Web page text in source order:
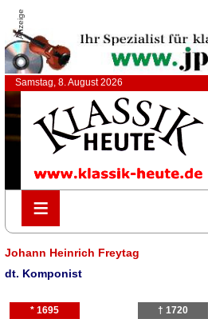
Anzeige
Samstag, 8. August 2026
≡
≡
Johann Heinrich Freytag
dt. Komponist
* 1695 † 1720